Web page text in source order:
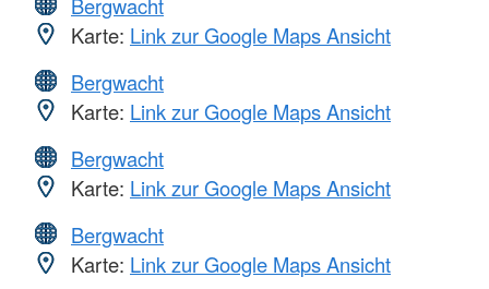
Karte: Link zur Google Maps Ansicht
Bergwacht
Karte: Link zur Google Maps Ansicht
Bergwacht
Karte: Link zur Google Maps Ansicht
Bergwacht
Karte: Link zur Google Maps Ansicht